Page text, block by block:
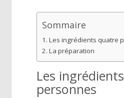
Sommaire
Les ingrédients quatre
La préparation
Les
personnes